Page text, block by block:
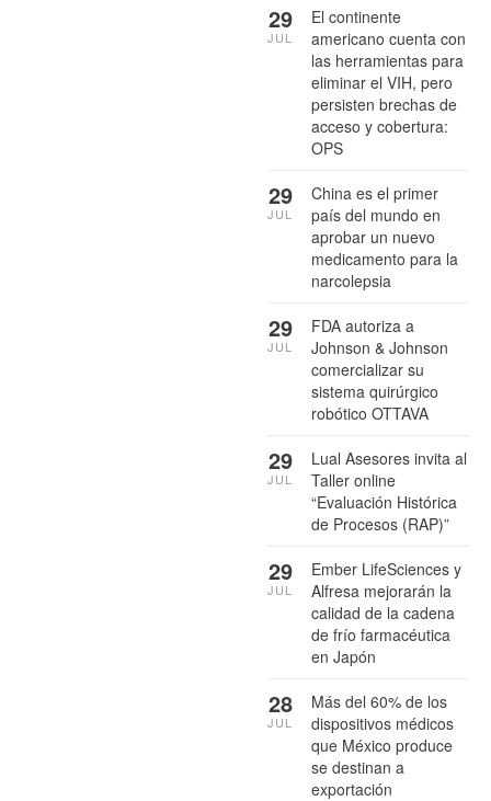
El continente
americano cuenta con
las herramientas para
eliminar el VIH, pero
persisten brechas de
acceso y cobertura:
OPS
29
JUL
China es el primer
país del mundo en
aprobar un nuevo
medicamento para la
narcolepsia
29
JUL
FDA autoriza a
Johnson & Johnson
comercializar su
sistema quirúrgico
robótico OTTAVA
29
JUL
Lual Asesores invita al
Taller online
“Evaluación Histórica
de Procesos (RAP)”
29
JUL
Ember LifeSciences y
Alfresa mejorarán la
calidad de la cadena
de frío farmacéutica
en Japón
29
JUL
Más del 60% de los
dispositivos médicos
que México produce
se destinan a
exportación
28
JUL